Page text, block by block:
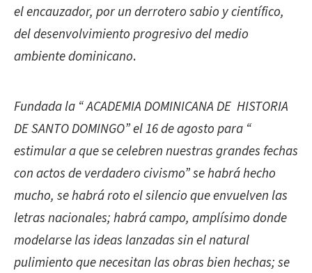
el encauzador, por un derrotero sabio y científico,
del desenvolvimiento progresivo del medio
ambiente dominicano.
Fundada la “ ACADEMIA DOMINICANA DE HISTORIA
DE SANTO DOMINGO” el 16 de agosto para “
estimular a que se celebren nuestras grandes fechas
con actos de verdadero civismo” se habrá hecho
mucho, se habrá roto el silencio que envuelven las
letras nacionales; habrá campo, amplísimo donde
modelarse las ideas lanzadas sin el natural
pulimiento que necesitan las obras bien hechas; se